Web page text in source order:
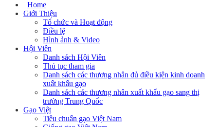
Home
Giới Thiệu
Tổ chức và Hoạt động
Điều lệ
Hình ảnh & Video
Hội Viên
Danh sách Hội Viên
Thủ tục tham gia
Danh sách các thương nhân đủ điều kiện kinh doanh
xuất khẩu gạo
Danh sách các thương nhân xuất khẩu gạo sang thị
trường Trung Quốc
Gạo Việt
Tiêu chuẩn gạo Việt Nam